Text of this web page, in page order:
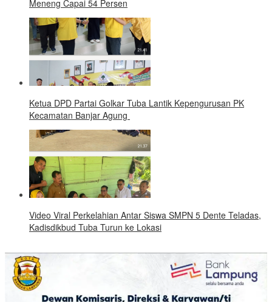
Meneng Capai 54 Persen
Ketua DPD Partai Golkar Tuba Lantik Kepengurusan PK
Kecamatan Banjar Agung
Video Viral Perkelahian Antar Siswa SMPN 5 Dente Teladas,
Kadisdikbud Tuba Turun ke Lokasi